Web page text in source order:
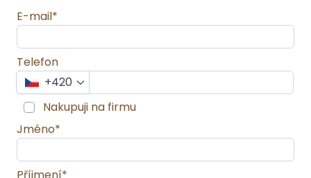
E-mail*
Telefon
+420
Nakupuji na firmu
Jméno*